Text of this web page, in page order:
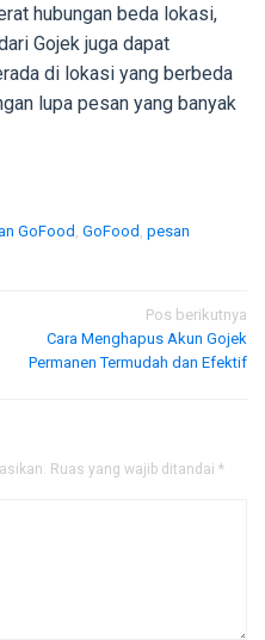
hubungan beda lokasi,
Gojek juga dapat
di lokasi yang berbeda
lupa pesan yang banyak
GoFood GoFood pesan
Pos berikutnya
Cara Menghapus Akun Gojek
Permanen Termudah dan Efektif
Ruas yang wajib ditandai *